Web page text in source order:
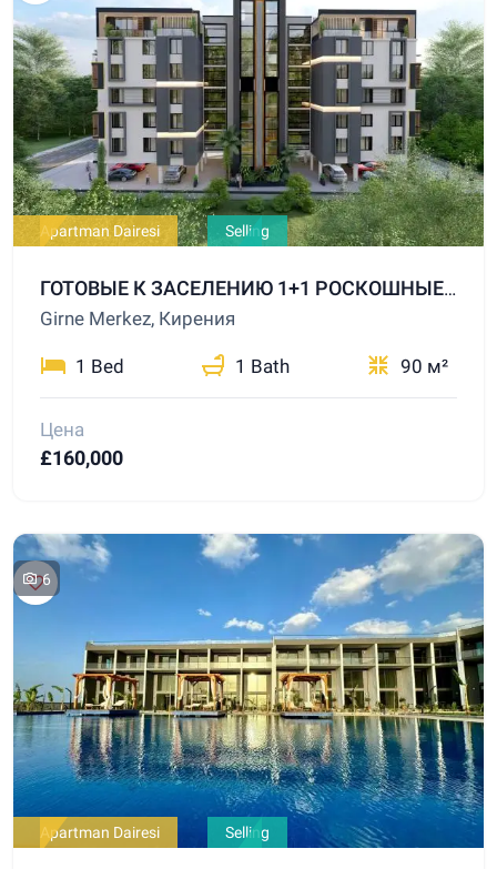
Apartman Dairesi Selling
ГОТОВЫЕ К ЗАСЕЛЕНИЮ 1+1 РОСКОШНЫЕ КВАРТИРЫ НА ПРОДАЖУ В ЦЕНТРЕ КИРЕНИИ
Girne Merkez, Кирения
1 Bed 1 Bath 90 м²
Цена
£160,000
6
Apartman Dairesi Selling